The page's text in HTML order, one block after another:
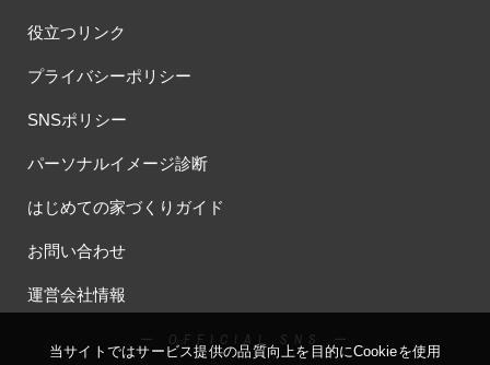
役立つリンク
プライバシーポリシー
SNSポリシー
パーソナルイメージ診断
はじめての家づくりガイド
お問い合わせ
運営会社情報
ー OFFICIAL SNS ー
当サイトではサービス提供の品質向上を⽬的にCookieを使⽤